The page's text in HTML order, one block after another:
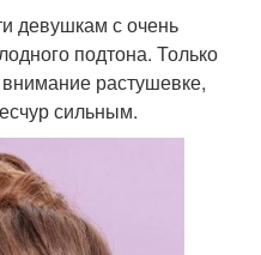
девушкам с очень
подтона. Только
растушевке,
сильным.